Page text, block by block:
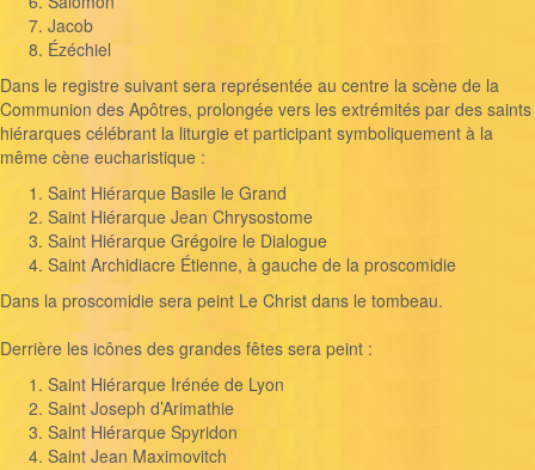
Jacob
Ézéchiel
Dans le registre suivant sera représentée au centre la scène de la
Communion des Apôtres, prolongée vers les extrémités par des saints
hiérarques célébrant la liturgie et participant symboliquement à la
même cène eucharistique :
Saint Hiérarque Basile le Grand
Saint Hiérarque Jean Chrysostome
Saint Hiérarque Grégoire le Dialogue
Saint Archidiacre Étienne, à gauche de la proscomidie
Dans la proscomidie sera peint Le Christ dans le tombeau.
Derrière les icônes des grandes fêtes sera peint :
Saint Hiérarque Irénée de Lyon
Saint Joseph d’Arimathie
Saint Hiérarque Spyridon
Saint Jean Maximovitch